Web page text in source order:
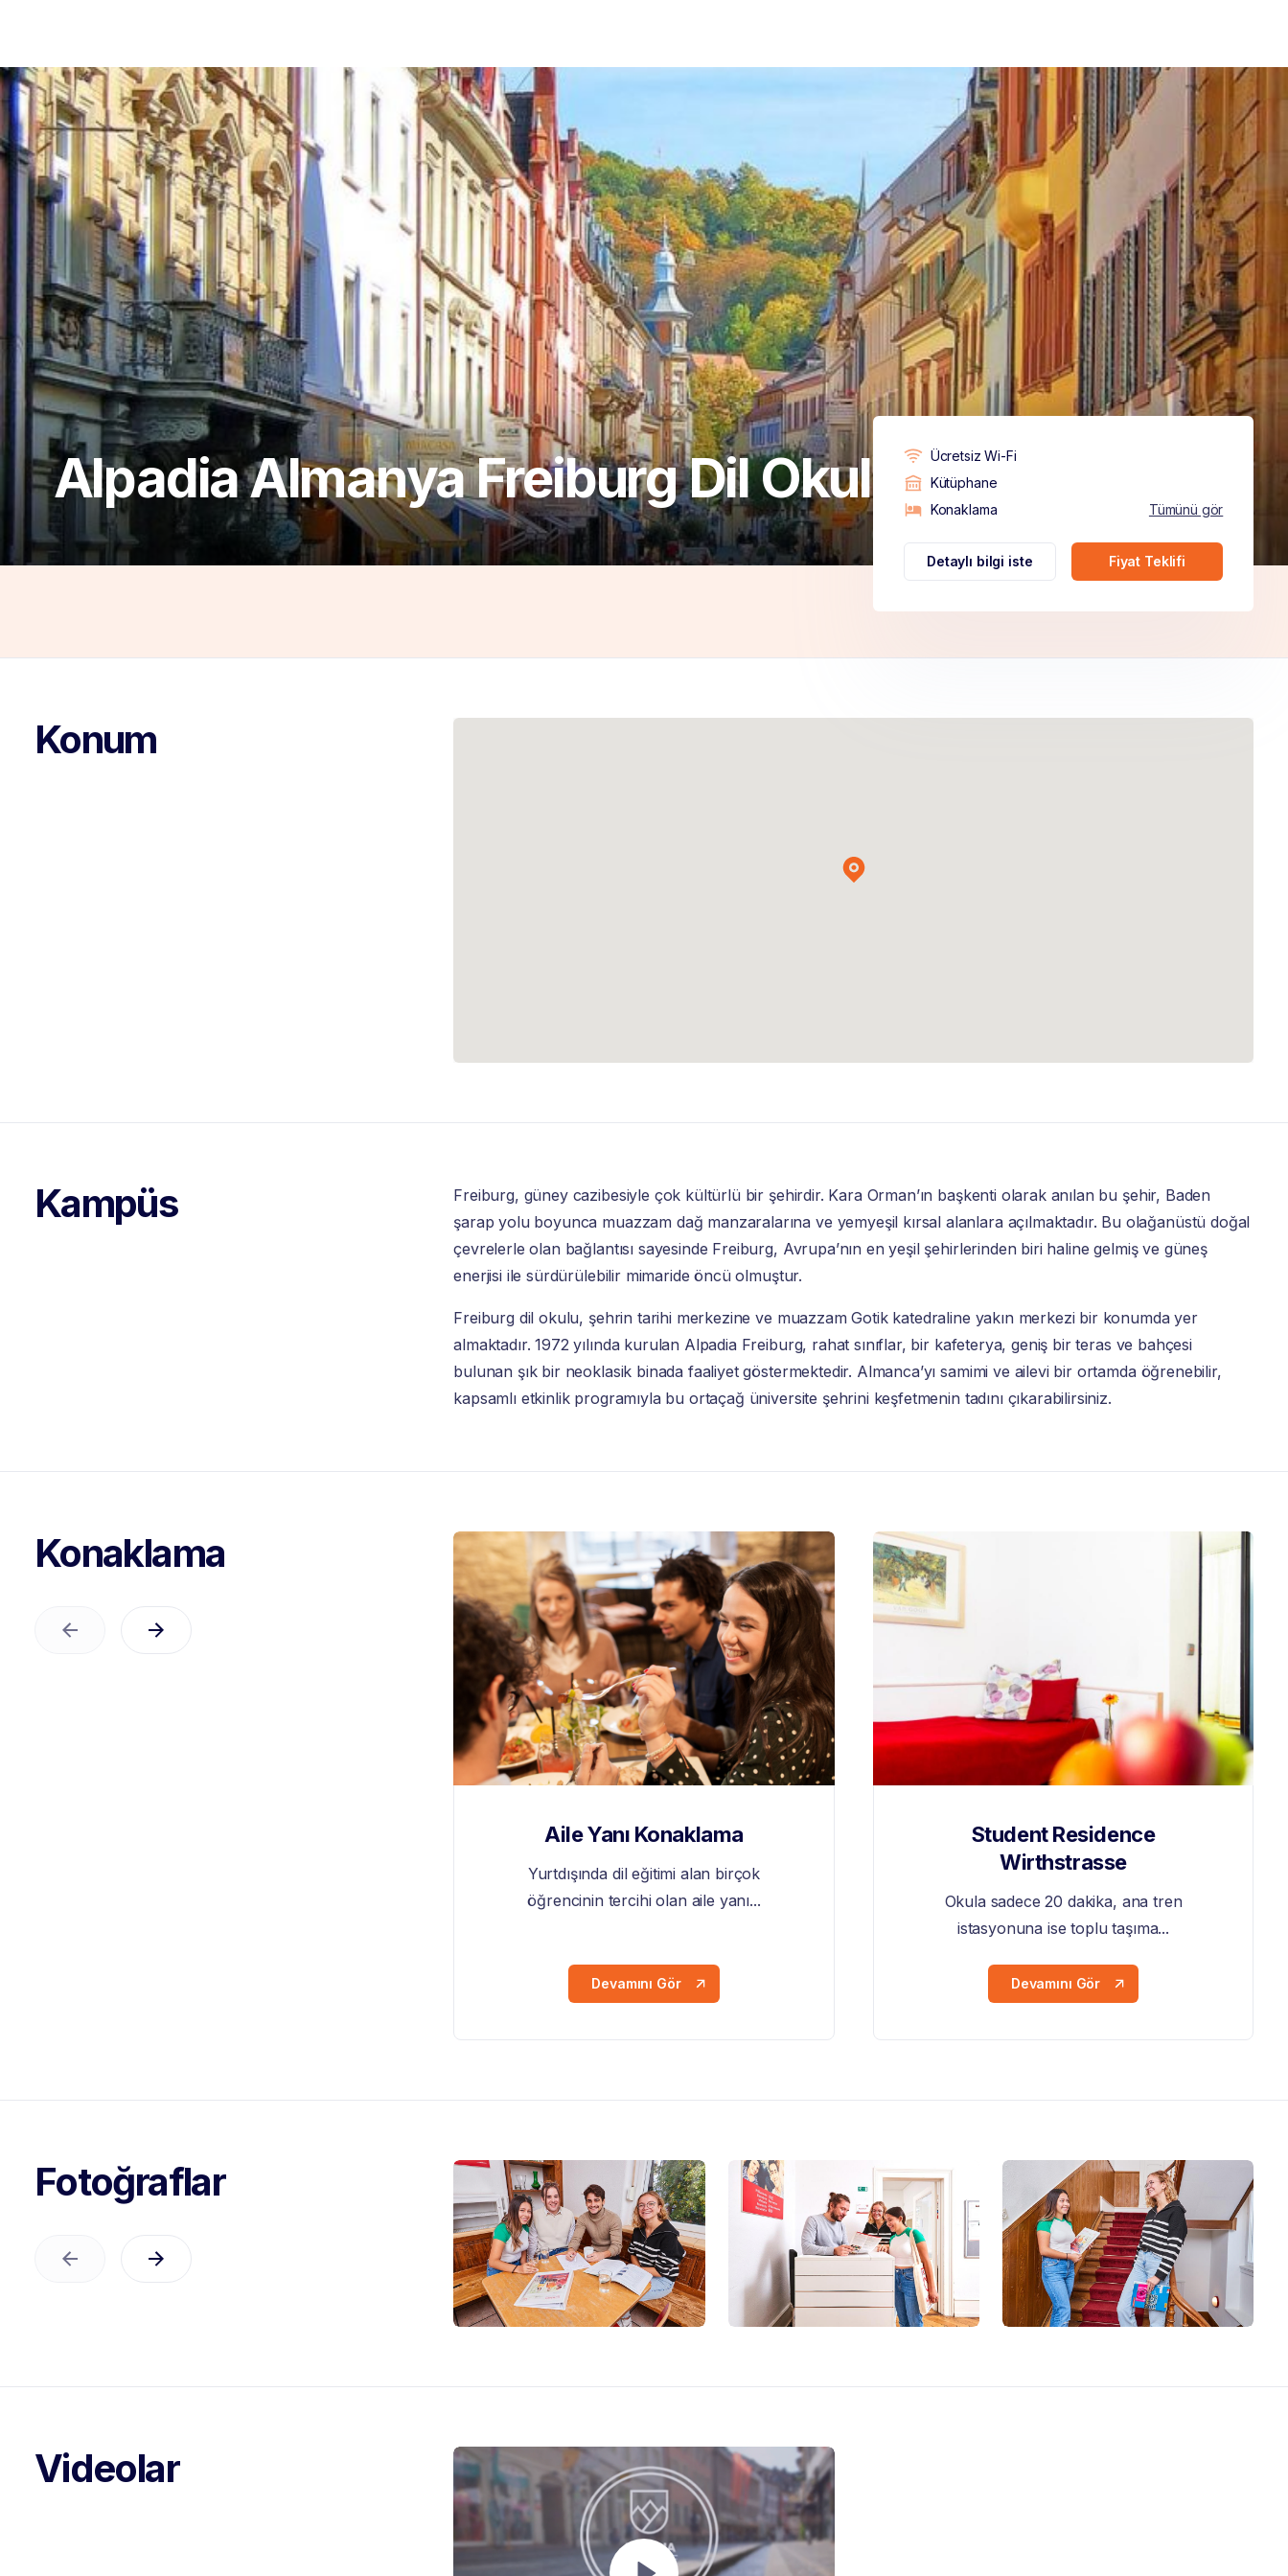
Alpadia Almanya Freiburg Dil Okulu
Ücretsiz Wi-Fi
Kütüphane
Konaklama
Tümünü gör
Detaylı bilgi iste Fiyat Teklifi
Konum
Kampüs
Freiburg, güney cazibesiyle çok kültürlü bir şehirdir. Kara Orman’ın başkenti olarak anılan bu şehir, Baden
şarap yolu boyunca muazzam dağ manzaralarına ve yemyeşil kırsal alanlara açılmaktadır. Bu olağanüstü doğal
çevrelerle olan bağlantısı sayesinde Freiburg, Avrupa’nın en yeşil şehirlerinden biri haline gelmiş ve güneş
enerjisi ile sürdürülebilir mimaride öncü olmuştur.
Freiburg dil okulu, şehrin tarihi merkezine ve muazzam Gotik katedraline yakın merkezi bir konumda yer
almaktadır. 1972 yılında kurulan Alpadia Freiburg, rahat sınıflar, bir kafeterya, geniş bir teras ve bahçesi
bulunan şık bir neoklasik binada faaliyet göstermektedir. Almanca’yı samimi ve ailevi bir ortamda öğrenebilir,
kapsamlı etkinlik programıyla bu ortaçağ üniversite şehrini keşfetmenin tadını çıkarabilirsiniz.
Konaklama
Aile Yanı Konaklama
Yurtdışında dil eğitimi alan birçok
öğrencinin tercihi olan aile yanı...
Devamını Gör
Student Residence
Wirthstrasse
Okula sadece 20 dakika, ana tren
istasyonuna ise toplu taşıma...
Devamını Gör
Fotoğraflar
Videolar